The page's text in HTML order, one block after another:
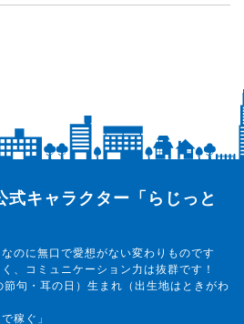
式キャラクター「らじっと
のに無口で愛想がない変わりものです
、コミュニケーション力は抜群です！
句・耳の日）生まれ（出生地はときがわ
稼ぐ」